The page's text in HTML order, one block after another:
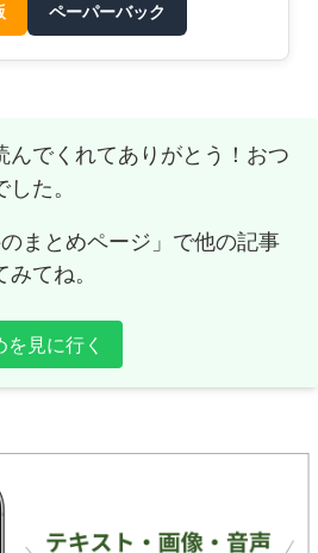
ペーパーバック
んでくれてありがとう！おつ
た。
のまとめページ」で他の記事
てね。
見に行く